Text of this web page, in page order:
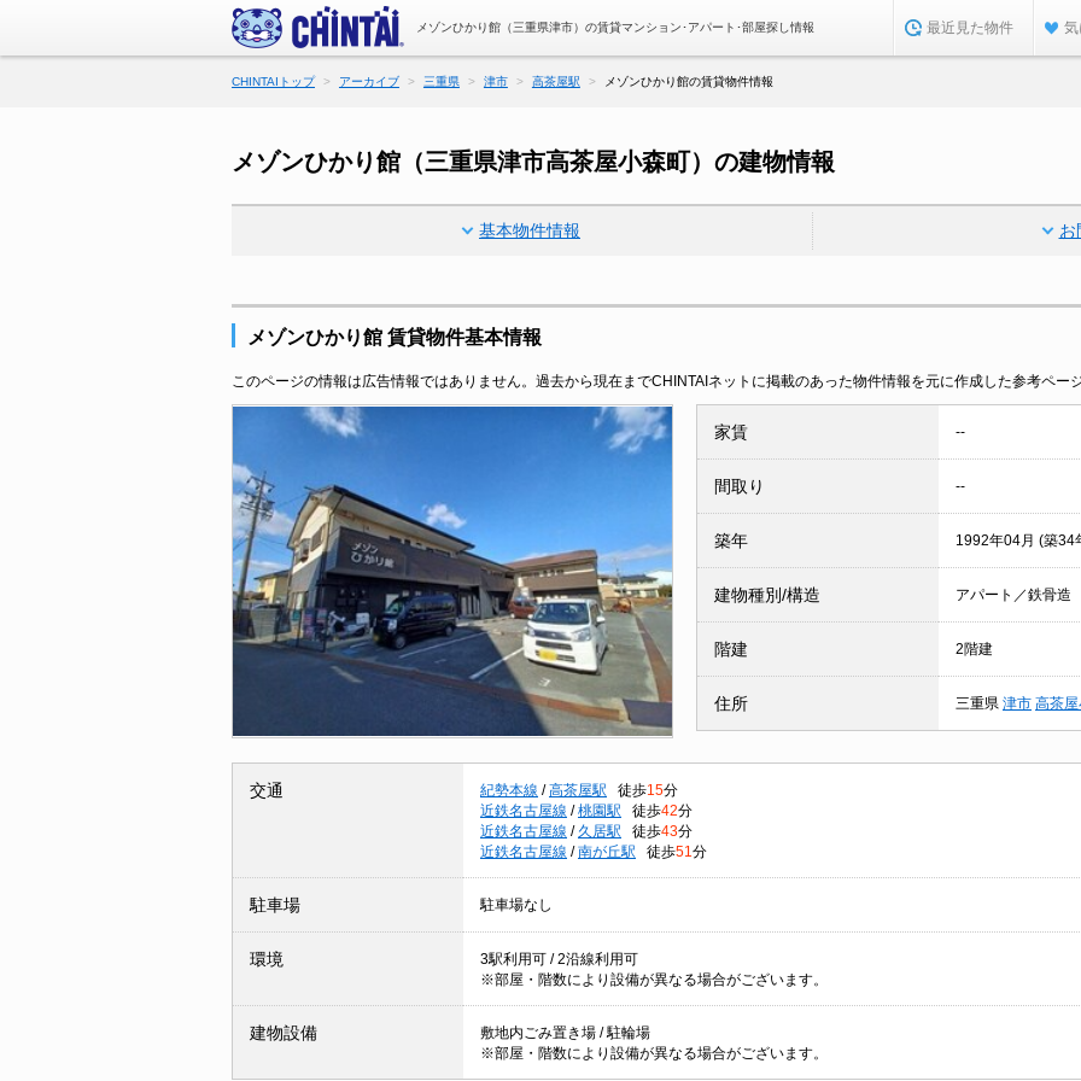
メゾンひかり館（三重県津市）の賃貸マンション･アパート･部屋探し情報 最近見た物件 気
CHINTAIトップ アーカイブ 三重県 津市 高茶屋駅 メゾンひかり館の賃貸物件情報
メゾンひかり館（三重県津市高茶屋小森町）の建物情報
基本物件情報 お
メゾンひかり館 賃貸物件基本情報
このページの情報は広告情報ではありません。過去から現在までCHINTAIネットに掲載のあった物件情報を元に作成した参考ページ
家賃 --
間取り --
築年 1992年04月 (築34
建物種別/構造 アパート／鉄骨造
階建 2階建
住所 三重県 津市 高茶
交通 紀勢本線 / 高茶屋駅 徒歩15分
近鉄名古屋線 / 桃園駅 徒歩42分
近鉄名古屋線 / 久居駅 徒歩43分
近鉄名古屋線 / 南が丘駅 徒歩51 分
駐車場 駐車場なし
環境
3駅利用可 / 2沿線利用可
※部屋・階数により設備が異なる場合がございます。
建物設備
敷地内ごみ置き場 / 駐輪場
※部屋・階数により設備が異なる場合がございます。